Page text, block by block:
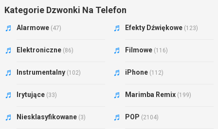
Kategorie Dzwonki Na Telefon
Alarmowe (47) Efekty Dźwiękowe (123)
Elektroniczne (86) Filmowe (116)
Instrumentalny (102) iPhone (112)
Irytujące (33) Marimba Remix (199)
Niesklasyfikowane (3) POP (2104)